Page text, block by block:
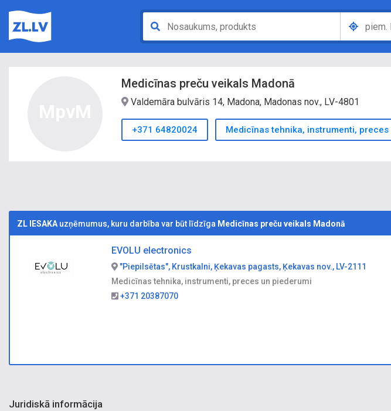
Medicīnas preču veikals Madonā
Valdemāra bulvāris 14, Madona, Madonas nov., LV-4801
+371 64820024 Medicīnas tehnika, instrumenti, preces
ZL IESAKA uzņēmumus, kuru darbība var būt līdzīga Medicīnas preču veikals Madonā
EVOLU electronics
"Piepilsētas", Krustkalni, Ķekavas pagasts, Ķekavas nov., LV-2111
Medicīnas tehnika, instrumenti, preces un piederumi
+371 20387070
Juridiskā informācija